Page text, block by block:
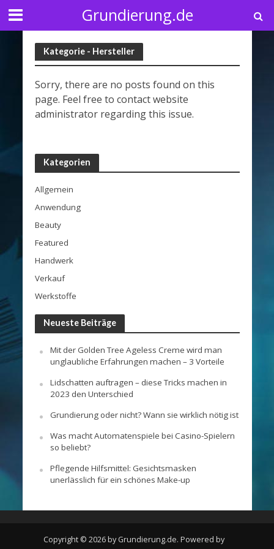
Grundierung.de
Kategorie - Hersteller
Sorry, there are no posts found on this
page. Feel free to contact website
administrator regarding this issue.
Kategorien
Allgemein
Anwendung
Beauty
Featured
Handwerk
Verkauf
Werkstoffe
Neueste Beiträge
Mit der Golden Tree Ageless Creme wird man
unglaubliche Erfahrungen machen – 3 Vorteile
Lidschatten auftragen – diese Tricks machen in
2023 den Unterschied
Grundierung oder nicht? Wann sie wirklich nötig ist
Was macht Automatenspiele bei Casino-Spielern
so beliebt?
Pflegende Hilfsmittel: Gesichtsmasken
unerlässlich für ein schönes Make-up
Copyright © 2026 by Grundierung.de. Powered by